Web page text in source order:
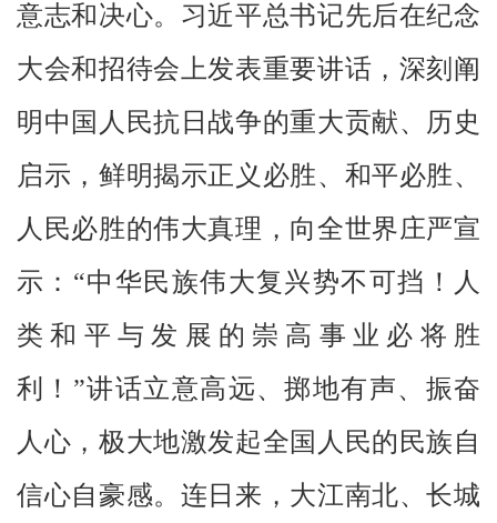
意志和决心。习近平总书记先后在纪念
大会和招待会上发表重要讲话，深刻阐
明中国人民抗日战争的重大贡献、历史
启示，鲜明揭示正义必胜、和平必胜、
人民必胜的伟大真理，向全世界庄严宣
示：“中华民族伟大复兴势不可挡！人
类和平与发展的崇高事业必将胜
利！”讲话立意高远、掷地有声、振奋
人心，极大地激发起全国人民的民族自
信心自豪感。连日来，大江南北、长城